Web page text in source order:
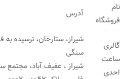
نام
فروشگاه
آدرس
گالری
ساعت
احدی
شیراز، ستارخان، نرسیده به
سنگی
شیراز ، عفیف آباد، مجتمع